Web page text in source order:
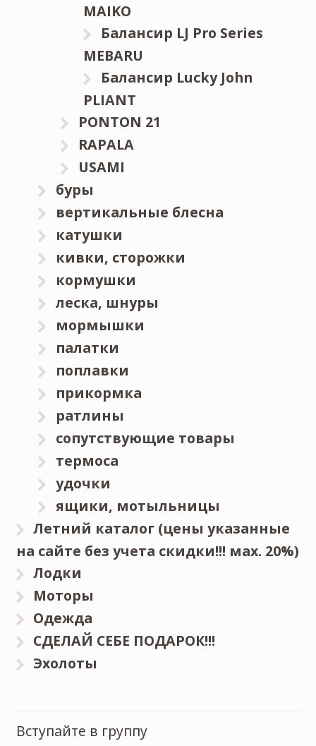
MAIKO
Балансир LJ Pro Series
MEBARU
Балансир Lucky John
PLIANT
PONTON 21
RAPALA
USAMI
буры
вертикальные блесна
катушки
кивки, сторожки
кормушки
леска, шнуры
мормышки
палатки
поплавки
прикормка
ратлины
сопутствующие товары
термоса
удочки
ящики, мотыльницы
Летний каталог (цены указанные
на сайте без учета скидки!!! мах. 20%)
Лодки
Моторы
Одежда
СДЕЛАЙ СЕБЕ ПОДАРОК!!!
Эхолоты
Вступайте в группу